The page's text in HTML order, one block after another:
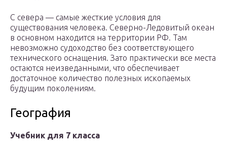
С севера — самые жесткие условия для
существования человека. Северно-Ледовитый океан
в основном находится на территории РФ. Там
невозможно судоходство без соответствующего
технического оснащения. Зато практически все места
остаются неизведанными, что обеспечивает
достаточное количество полезных ископаемых
будущим поколениям.
География
Учебник для 7 класса